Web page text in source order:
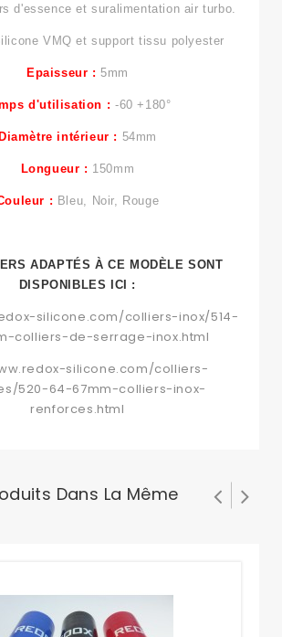
d'essence et suralimentation air turbo.
VMQ et support tissu polyester
Epaisseur :5mm
d'utilisation : -60 +180°
Diamètre intérieur : 54mm
Longueur : 150mm
: Bleu, Noir, Rouge
ADAPTÉS À CE MODÈLE SONT
DISPONIBLES ICI :
silicone.com/colliers-inox/514-
colliers-de-serrage-inox.html
silicone.com/colliers-
520-64-67mm-colliers-inox-
renforces.html
Dans La Même